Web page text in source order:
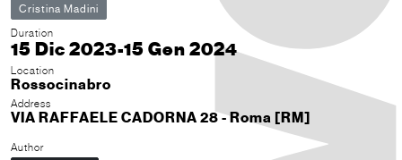
Cristina Madini
Duration
15 Dic 2023-15 Gen 2024
Location
Rossocinabro
Address
VIA RAFFAELE CADORNA 28 - Roma [RM]
Author